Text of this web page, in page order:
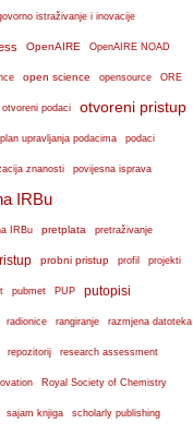
istraživanje i inovacije
OpenAIRE OpenAIRE NOAD
open science opensource ORE
otvoreni podaci otvoreni pristup
plan upravljanja podacima podaci
znanosti povijesna isprava
IRBu
IRBu pretplata pretraživanje
probni pristup profil projekti
pubmet PUP putopisi
radionice rangiranje razmjena datoteka
repozitorij research assessment
Royal Society of Chemistry
sajam knjiga scholarly publishing